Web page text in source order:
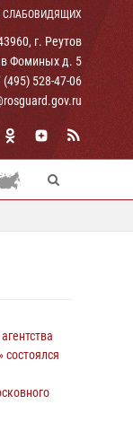
СЛАБОВИДЯЩИХ
г. Реутов
Фоминых д. 5
(495) 528-47-06